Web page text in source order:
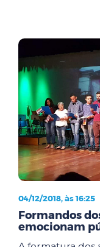
04/12/2018, às 16:25
Formandos
emocionam